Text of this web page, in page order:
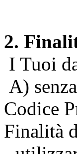
2.
I Tuoi
A)
Codice
Finalità